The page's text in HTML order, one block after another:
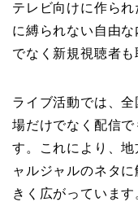
テレビ向けに作ら
に縛られない自由
でなく新規視聴者も
ライブ活動では、
場だけでなく配信
す。これにより、
ャルジャルのネタ
きく広がっています